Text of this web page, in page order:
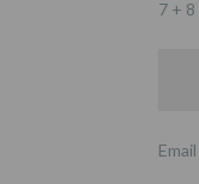
7 + 8
Email